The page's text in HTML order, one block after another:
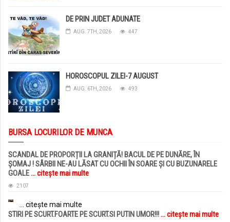
DE PRIN JUDET ADUNATE
AUG. 7TH, 2026 447
HOROSCOPUL ZILEI-7 AUGUST
AUG. 6TH, 2026 493
BURSA LOCURILOR DE MUNCA
SCANDAL DE PROPORȚII LA GRANIȚĂ! BACUL DE PE DUNĂRE, ÎN
ȘOMAJ ! SÂRBII NE-AU LĂSAT CU OCHII ÎN SOARE ȘI CU BUZUNARELE
GOALE... citește mai multe
2107
... citește mai multe
STIRI PE SCURT.FOARTE PE SCURT.SI PUTIN UMOR!!!... citește mai multe